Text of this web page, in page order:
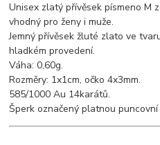
Unisex zlatý přívěsek písmeno M
vhodný pro ženy i muže.
Jemný přívěsek žluté zlato ve
hladkém provedení.
Váha: 0,60g.
Rozměry: 1x1cm, očko 4x3mm.
585/1000 Au 14karátů.
Šperk označený platnou puncovní